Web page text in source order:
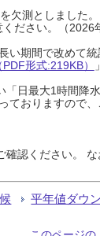
欠測としました
ださい。（2026
い期間で改めて統
形式:219KB）
「日最大1時間降
ておりますので
確認ください。 な
平年値ダウ